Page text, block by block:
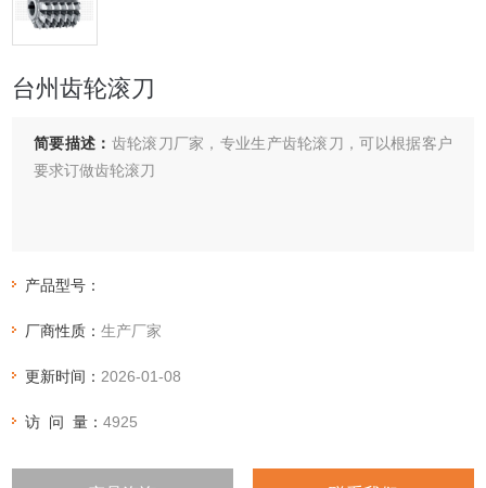
台州齿轮滚刀
简要描述： 齿轮滚刀厂家，专业生产齿轮滚刀，可以根据客户
要求订做齿轮滚刀
产品型号：
厂商性质：生产厂家
更新时间： 2026-01-08
访 问 量：4925